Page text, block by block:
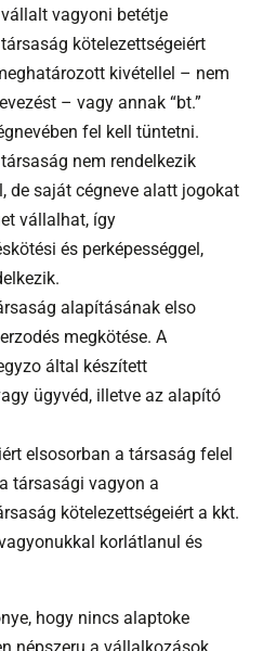
vagyoni betétje
kötelezettségeiért
kivétellel – nem
– vagy annak “bt.”
fel kell tüntetni.
nem rendelkezik
de saját cégneve alatt jogokat
vállalhat, így
és perképességgel,
alapításának elso
megkötése. A
által készített
ügyvéd, illetve az alapító
elsosorban a társaság felel
társasági vagyon a
kötelezettségeiért a kkt.
korlátlanul és
hogy nincs alaptoke
népszeru a vállalkozások